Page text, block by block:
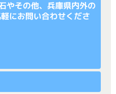
やその他、兵庫県内外の
にお問い合わせくださ